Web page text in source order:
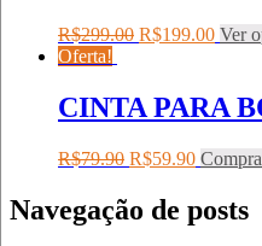
R$299.00 R$199.00 Ver
Oferta!
CINTA PARA
R$79.90 R$59.90
Navegação de posts